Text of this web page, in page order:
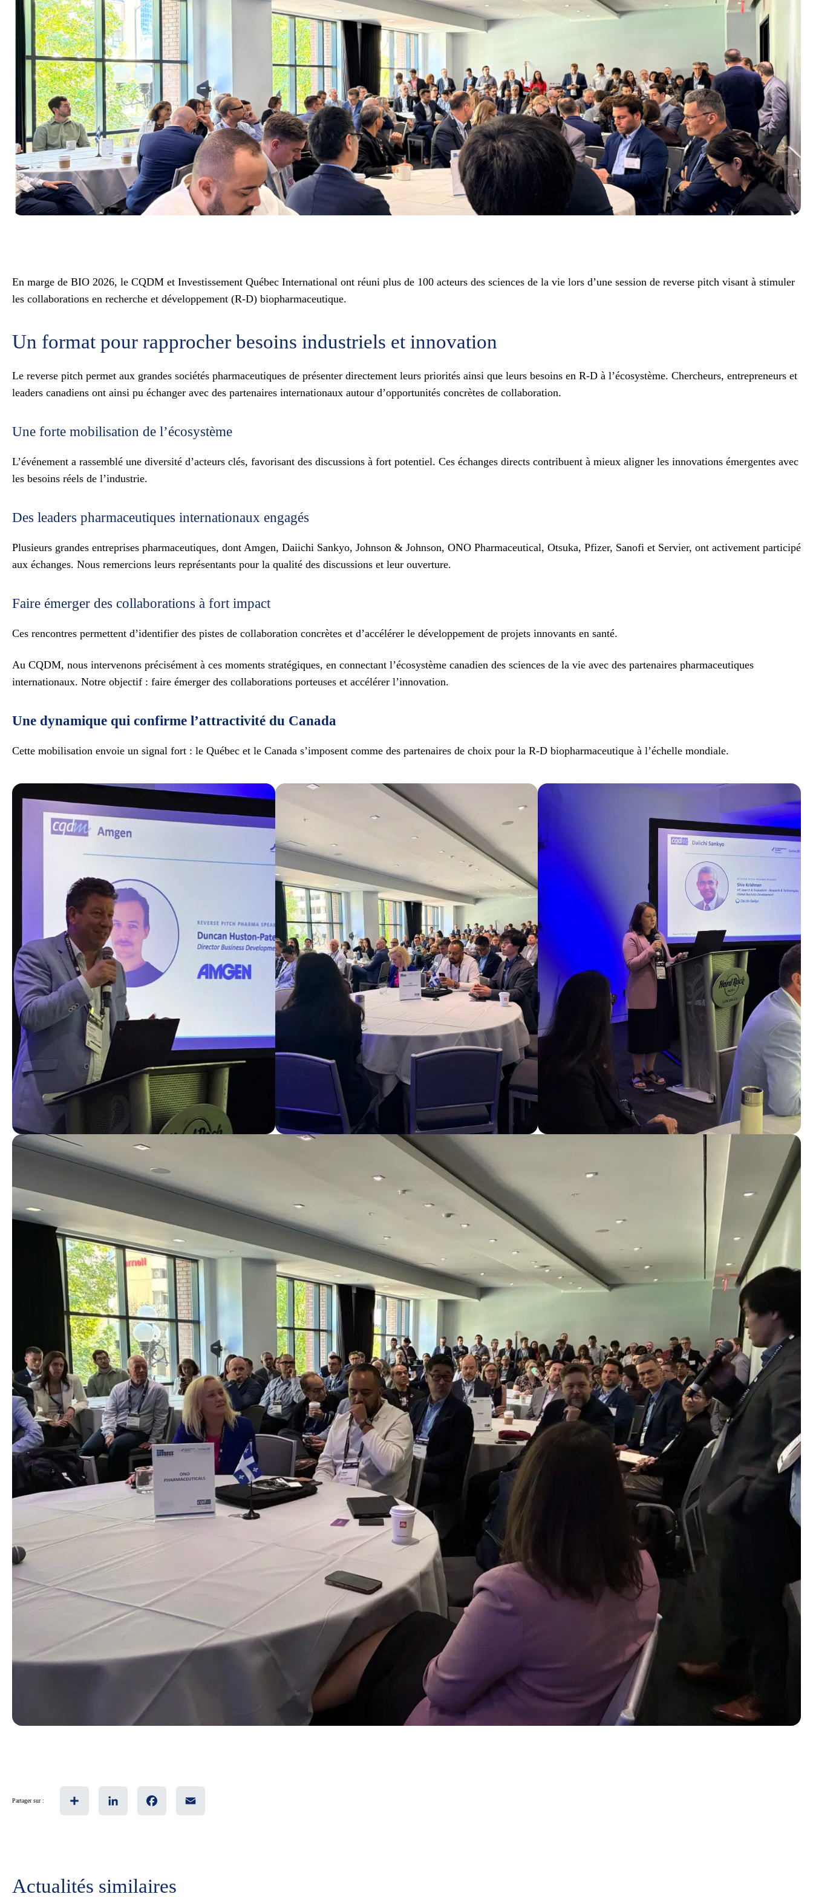
En marge de BIO 2026, le CQDM et Investissement Québec International ont réuni plus de 100 acteurs des sciences de la vie lors d’une session de reverse pitch visant à stimuler
les collaborations en recherche et développement (R‑D) biopharmaceutique.
Un format pour rapprocher besoins industriels et innovation
Le reverse pitch permet aux grandes sociétés pharmaceutiques de présenter directement leurs priorités ainsi que leurs besoins en R‑D à l’écosystème. Chercheurs, entrepreneurs et
leaders canadiens ont ainsi pu échanger avec des partenaires internationaux autour d’opportunités concrètes de collaboration.
Une forte mobilisation de l’écosystème
L’événement a rassemblé une diversité d’acteurs clés, favorisant des discussions à fort potentiel. Ces échanges directs contribuent à mieux aligner les innovations émergentes avec
les besoins réels de l’industrie.
Des leaders pharmaceutiques internationaux engagés
Plusieurs grandes entreprises pharmaceutiques, dont Amgen, Daiichi Sankyo, Johnson & Johnson, ONO Pharmaceutical, Otsuka, Pfizer, Sanofi et Servier, ont activement participé
aux échanges. Nous remercions leurs représentants pour la qualité des discussions et leur ouverture.
Faire émerger des collaborations à fort impact
Ces rencontres permettent d’identifier des pistes de collaboration concrètes et d’accélérer le développement de projets innovants en santé.
Au CQDM, nous intervenons précisément à ces moments stratégiques, en connectant l’écosystème canadien des sciences de la vie avec des partenaires pharmaceutiques
internationaux. Notre objectif : faire émerger des collaborations porteuses et accélérer l’innovation.
Une dynamique qui confirme l’attractivité du Canada
Cette mobilisation envoie un signal fort : le Québec et le Canada s’imposent comme des partenaires de choix pour la R‑D biopharmaceutique à l’échelle mondiale.
Partager sur :
Actualités similaires